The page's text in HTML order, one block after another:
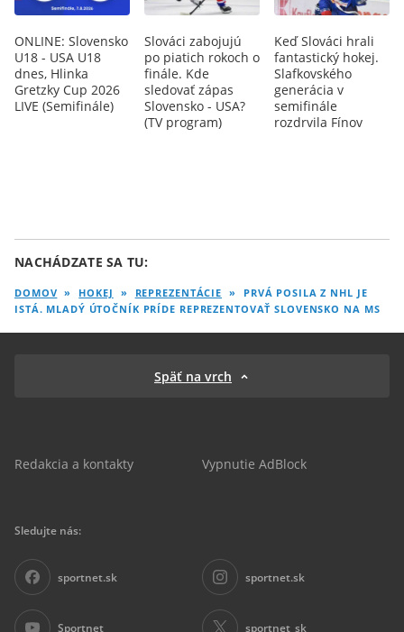
ONLINE: Slovensko
U18 - USA U18
dnes, Hlinka
Gretzky Cup 2026
LIVE (Semifinále)
Slováci zabojujú
po piatich rokoch o
finále. Kde
sledovať zápas
Slovensko - USA?
(TV program)
Keď Slováci hrali
fantastický hokej.
Slafkovského
generácia v
semifinále
rozdrvila Fínov
NACHÁDZATE SA TU:
DOMOV » HOKEJ » REPREZENTÁCIE »
PRVÁ POSILA Z NHL JE
ISTÁ. MLADÝ ÚTOČNÍK PRÍDE REPREZENTOVAŤ SLOVENSKO NA MS
Späť na vrch
Redakcia a kontakty Vypnutie AdBlock
Sledujte nás:
sportnet.sk sportnet.sk
Sportnet sportnet_sk